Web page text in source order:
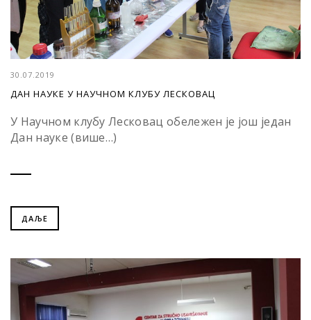
30.07.2019
ДАН НАУКЕ У НАУЧНОМ КЛУБУ ЛЕСКОВАЦ
У Научном клубу Лесковац обележен је још један
Дан науке (више…)
ДАЉЕ